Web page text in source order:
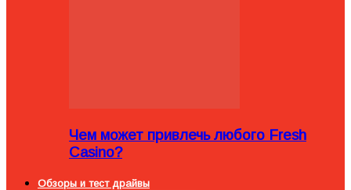
Чем может привлечь любого Fresh
Casino?
Обзоры и тест драйвы